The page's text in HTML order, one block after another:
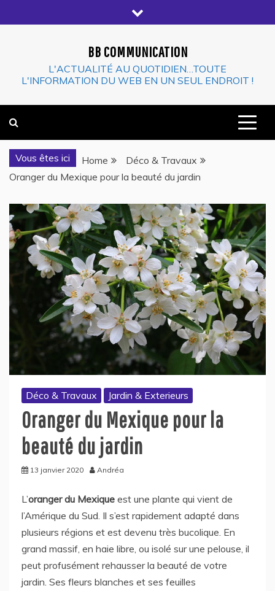
to
BB COMMUNICATION
L'ACTUALITÉ AU QUOTIDIEN…TOUTE
L'INFORMATION DU WEB EN UN SEUL ENDROIT !
Vous êtes ici Home
Déco & Travaux
Oranger du Mexique pour la beauté du jardin
Déco & Travaux Jardin & Exterieurs
Oranger du Mexique pour la
beauté du jardin
13 janvier 2020 Andréa
L’oranger du Mexique est une plante qui vient de
l’Amérique du Sud. Il s’est rapidement adapté dans
plusieurs régions et est devenu très bucolique. En
grand massif, en haie libre, ou isolé sur une pelouse, il
peut profusément rehausser la beauté de votre
jardin. Ses fleurs blanches et ses feuilles